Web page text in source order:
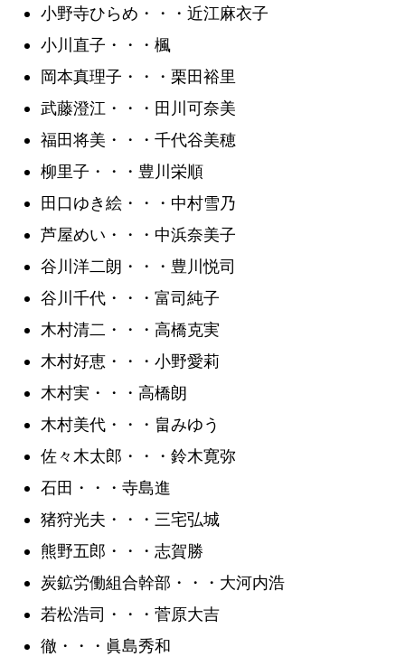
小野寺ひらめ・・・近江麻衣子
小川直子・・・楓
岡本真理子・・・栗田裕里
武藤澄江・・・田川可奈美
福田将美・・・千代谷美穂
柳里子・・・豊川栄順
田口ゆき絵・・・中村雪乃
芦屋めい・・・中浜奈美子
谷川洋二朗・・・豊川悦司
谷川千代・・・富司純子
木村清二・・・高橋克実
木村好恵・・・小野愛莉
木村実・・・高橋朗
木村美代・・・畠みゆう
佐々木太郎・・・鈴木寛弥
石田・・・寺島進
猪狩光夫・・・三宅弘城
熊野五郎・・・志賀勝
炭鉱労働組合幹部・・・大河内浩
若松浩司・・・菅原大吉
徹・・・眞島秀和